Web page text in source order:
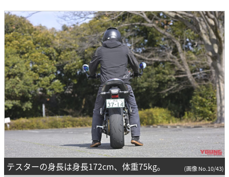
テスターの身長は身長172cm、体重75kg。 (画像 No.10/43)